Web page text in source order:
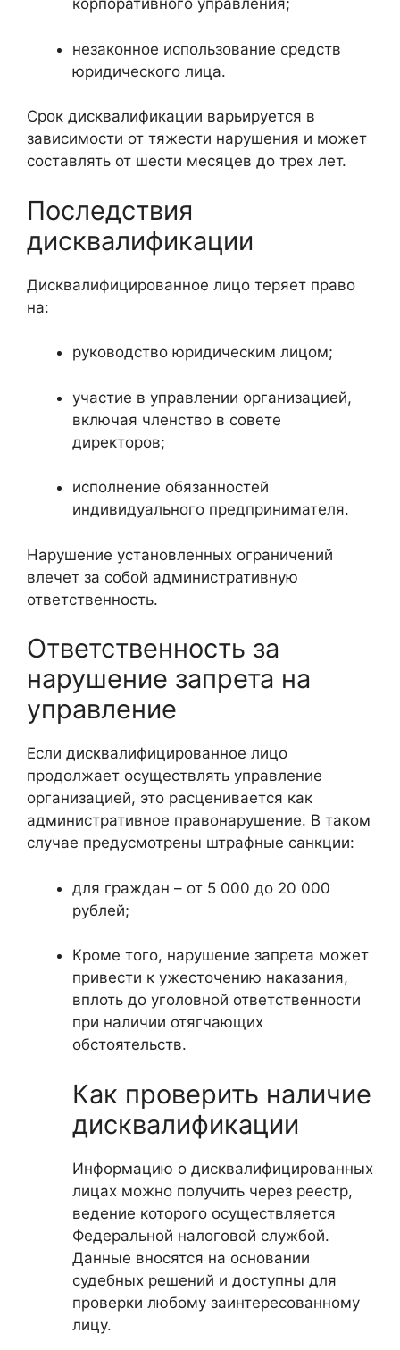
корпоративного управления;
незаконное использование средств
юридического лица.
Срок дисквалификации варьируется в
зависимости от тяжести нарушения и может
составлять от шести месяцев до трех лет.
Последствия
дисквалификации
Дисквалифицированное лицо теряет право
на:
руководство юридическим лицом;
участие в управлении организацией,
включая членство в совете
директоров;
исполнение обязанностей
индивидуального предпринимателя.
Нарушение установленных ограничений
влечет за собой административную
ответственность.
Ответственность за
нарушение запрета на
управление
Если дисквалифицированное лицо
продолжает осуществлять управление
организацией, это расценивается как
административное правонарушение. В таком
случае предусмотрены штрафные санкции:
для граждан – от 5 000 до 20 000
рублей;
Кроме того, нарушение запрета может
привести к ужесточению наказания,
вплоть до уголовной ответственности
при наличии отягчающих
обстоятельств.
Как проверить наличие
дисквалификации
Информацию о дисквалифицированных
лицах можно получить через реестр,
ведение которого осуществляется
Федеральной налоговой службой.
Данные вносятся на основании
судебных решений и доступны для
проверки любому заинтересованному
лицу.